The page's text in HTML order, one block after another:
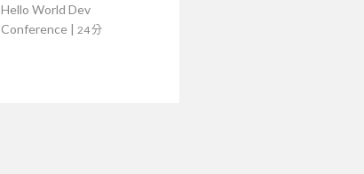
Hello World Dev
Conference | 24 分